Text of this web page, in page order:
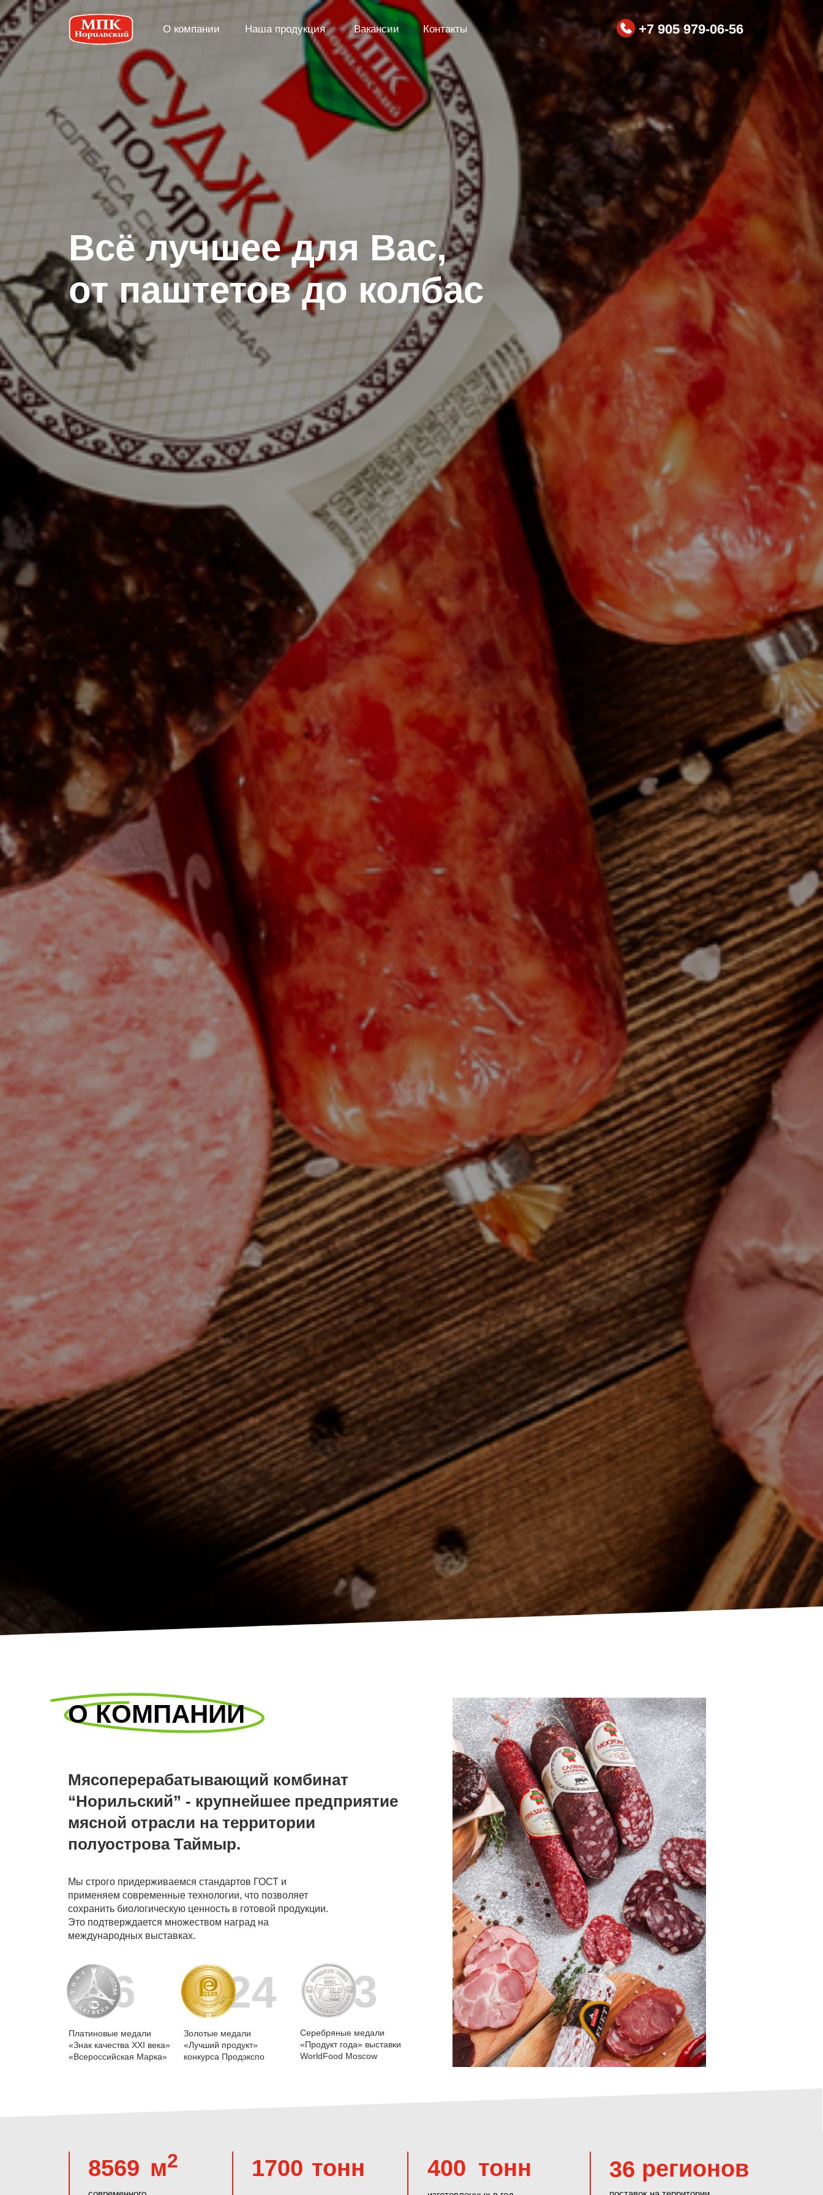
Контакты
Вакансии
Наша продукция
О компании +7 905 979-06-56
Вcё лучшее для Вас,
от паштетов до колбас
О КОМПАНИИ
Мы строго придерживаемся стандартов ГОСТ и
применяем современные технологии, что позволяет
сохранить биологическую ценность в готовой продукции.
Это подтверждается множеством наград на
международных выставках.
Мясоперерабатывающий комбинат
“Норильский” - крупнейшее предприятие
мясной отрасли на территории
полуострова Таймыр.
Серебряные медали
«Продукт года» выставки
WorldFood Moscow
Золотые медали
«Лучший продукт»
конкурса Продэкспо
Платиновые медали
«Знак качества XXI века»
«Всероссийская Марка»
3
24
6
400 тонн
1700 тонн 36 регионов
м2
8569